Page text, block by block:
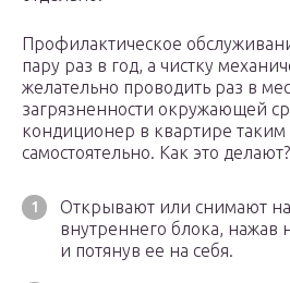
Профилактическое
пару раз в год, а чистку
желательно проводить раз в
загрязненности окружающей
кондиционер в квартире
самостоятельно. Как это делают?
Открывают или снимают
внутреннего блока, нажав
и потянув ее на себя.